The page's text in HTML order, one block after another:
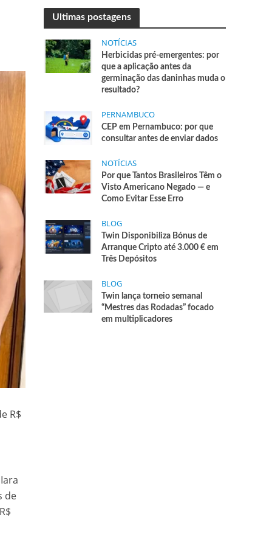
R$
de
Ultimas postagens
NOTÍCIAS
Herbicidas pré-emergentes: por
que a aplicação antes da
germinação das daninhas muda o
resultado?
PERNAMBUCO
CEP em Pernambuco: por que
consultar antes de enviar dados
NOTÍCIAS
Por que Tantos Brasileiros Têm o
Visto Americano Negado — e
Como Evitar Esse Erro
BLOG
Twin Disponibiliza Bónus de
Arranque Cripto até 3.000 € em
Três Depósitos
BLOG
Twin lança torneio semanal
“Mestres das Rodadas” focado
em multiplicadores